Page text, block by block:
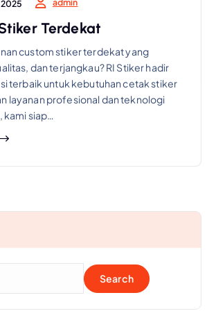
admin
Terdekat
custom stiker terdekat yang
dan terjangkau? RI Stiker hadir
terbaik untuk kebutuhan cetak stiker
layanan profesional dan teknologi
kami siap…